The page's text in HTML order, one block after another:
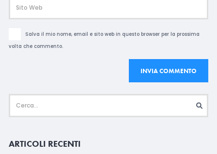
Salva il mio nome, email e sito web in questo browser per la prossima
volta che commento.
ARTICOLI RECENTI